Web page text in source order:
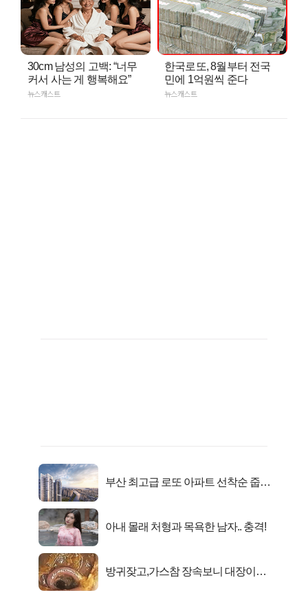
30cm 남성의 고백: “너무
커서 사는 게 행복해요”
뉴스캐스트
한국로또, 8월부터 전국
민에 1억원씩 준다
뉴스캐스트
부산 최고급 로또 아파트 선착순 줍줍
아내 몰래 처형과 목욕한 남자.. 충격!
방귀잦고,가스참 장속보니 대장이아